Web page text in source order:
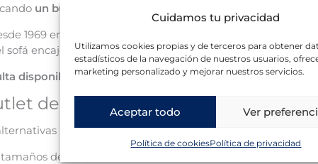
Cuidamos tu privacidad
Utilizamos cookies propias y de terceros para obtener
estadísticos de la navegación de nuestros usuarios,
marketing personalizado y mejorar nuestros servicios.
Aceptar todo Ver
Política de cookiesPolítica de privacidad
un buen sofá para descansar, recibir y vivir el día a día
1969 en Cartagena y la Región de Murcia) te
sofá encaje en medidas, distribución y estilo.
disponibilidad y elige con calmapara acertar a la
de sofás
relacionadas para completar el salón. Según
de salón.